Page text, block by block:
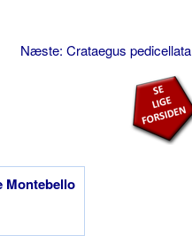
Næste: Crataegus pedicellata
Montebello